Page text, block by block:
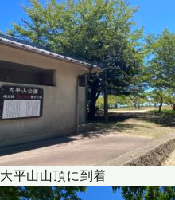
大平山山頂に到着